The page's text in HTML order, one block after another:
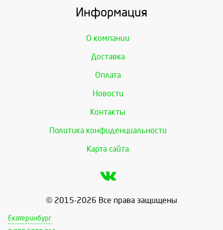
Информация
О компании
Доставка
Оплата
Новости
Контакты
Политика конфиденциальности
Карта сайта
© 2015-2026 Все права защищены
Екатеринбург